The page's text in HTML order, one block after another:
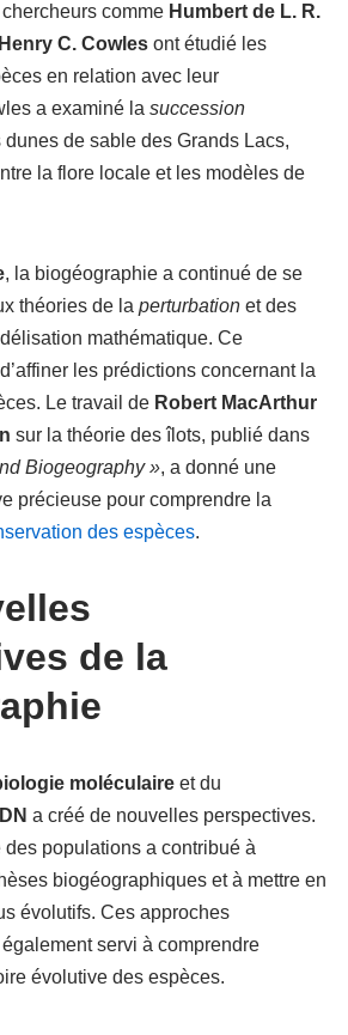
comme Humbert de L. R.
Henry C. Cowles ont étudié les
en relation avec leur
a examiné la succession
dunes de sable des Grands Lacs,
la flore locale et les modèles de
, la biogéographie a continué de se
théories de la perturbation et des
mathématique. Ce
les prédictions concernant la
Le travail de Robert MacArthur
sur la théorie des îlots, publié dans
Biogeography », a donné une
précieuse pour comprendre la
des espèces.
de la
moléculaire et du
a créé de nouvelles perspectives.
des populations a contribué à
biogéographiques et à mettre en
évolutifs. Ces approches
servi à comprendre
évolutive des espèces.